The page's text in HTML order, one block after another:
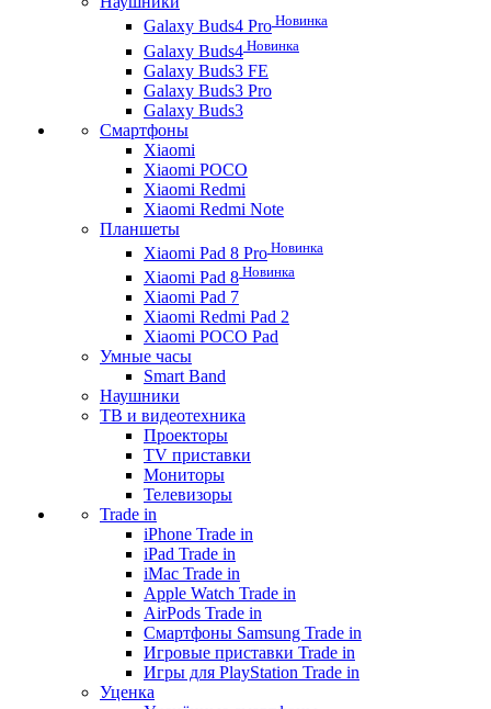
Galaxy Buds4 Pro Новинка
Galaxy Buds4 Новинка
Galaxy Buds3 FE
Galaxy Buds3 Pro
Galaxy Buds3
Смартфоны
Xiaomi
Xiaomi POCO
Xiaomi Redmi
Xiaomi Redmi Note
Планшеты
Xiaomi Pad 8 Pro Новинка
Xiaomi Pad 8 Новинка
Xiaomi Pad 7
Xiaomi Redmi Pad 2
Xiaomi POCO Pad
Умные часы
Smart Band
Наушники
ТВ и видеотехника
Проекторы
TV приставки
Мониторы
Телевизоры
Trade in
iPhone Trade in
iPad Trade in
iMac Trade in
Apple Watch Trade in
AirPods Trade in
Смартфоны Samsung Trade in
Игровые приставки Trade in
Игры для PlayStation Trade in
Уценка